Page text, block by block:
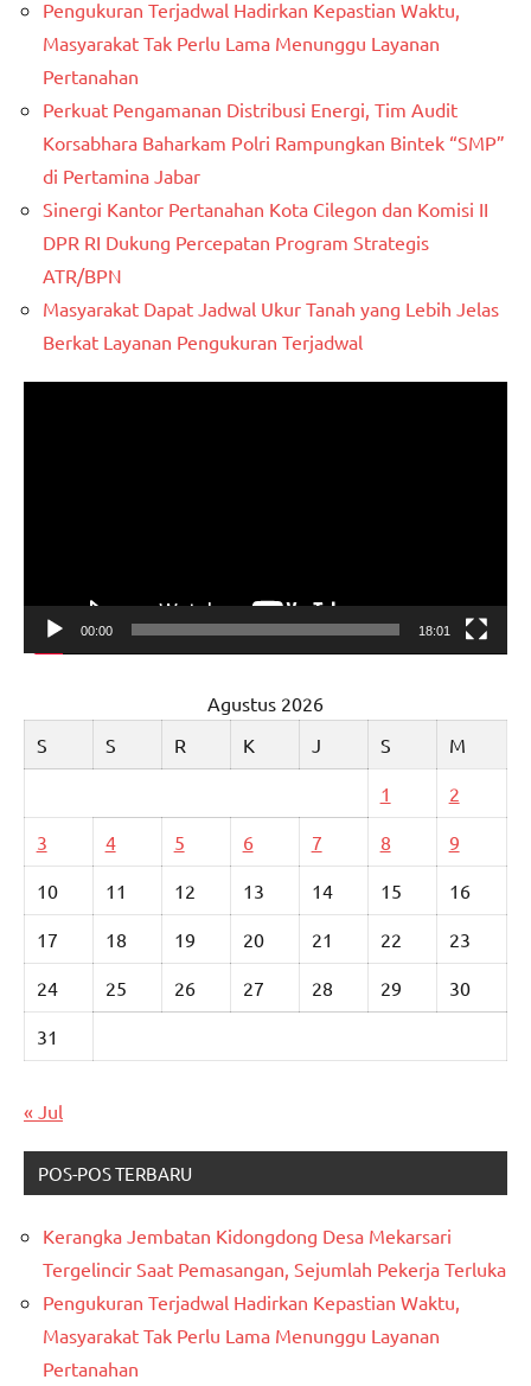
Pengukuran Terjadwal Hadirkan Kepastian Waktu,
Masyarakat Tak Perlu Lama Menunggu Layanan
Pertanahan
Perkuat Pengamanan Distribusi Energi, Tim Audit
Korsabhara Baharkam Polri Rampungkan Bintek “SMP”
di Pertamina Jabar
Sinergi Kantor Pertanahan Kota Cilegon dan Komisi II
DPR RI Dukung Percepatan Program Strategis
ATR/BPN
Masyarakat Dapat Jadwal Ukur Tanah yang Lebih Jelas
Berkat Layanan Pengukuran Terjadwal
00:00 18:01
Agustus 2026
S
S R K J S M
1 2
3 4 5 6 7 8 9
10 11 12 13 14 15 16
17 18 19 20 21 22 23
24 25 26 27 28 29 30
31
« Jul
POS-POS TERBARU
Kerangka Jembatan Kidongdong Desa Mekarsari
Tergelincir Saat Pemasangan, Sejumlah Pekerja Terluka
Pengukuran Terjadwal Hadirkan Kepastian Waktu,
Masyarakat Tak Perlu Lama Menunggu Layanan
Pertanahan